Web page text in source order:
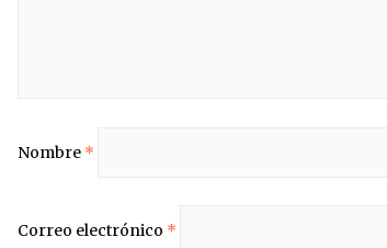
Nombre *
Correo electrónico *